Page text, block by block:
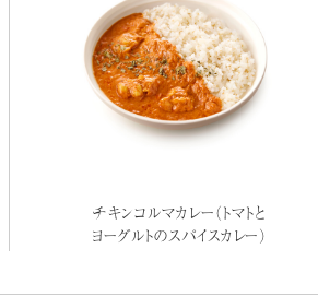
チキンコルマカレー（トマトと
ヨーグルトのスパイスカレー）